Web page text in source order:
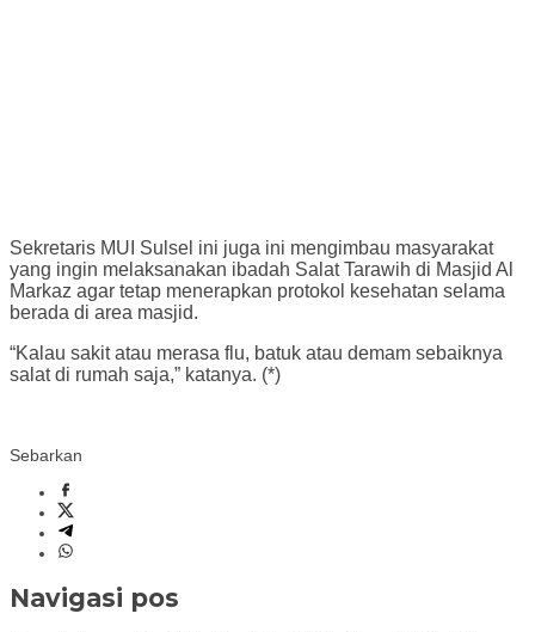
Sekretaris MUI Sulsel ini juga ini mengimbau masyarakat
yang ingin melaksanakan ibadah Salat Tarawih di Masjid Al
Markaz agar tetap menerapkan protokol kesehatan selama
berada di area masjid.
“Kalau sakit atau merasa flu, batuk atau demam sebaiknya
salat di rumah saja,” katanya. (*)
Sebarkan
Navigasi pos